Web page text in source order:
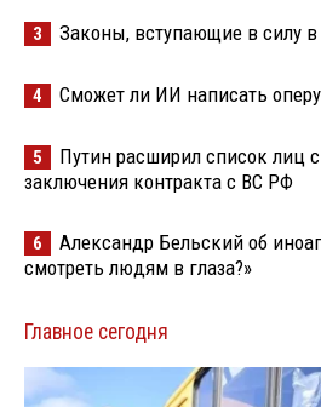
3 Законы, вступающие в силу в
4 Сможет ли ИИ написать
5
Путин расширил список лиц
заключения контракта с ВС РФ
6
Александр Бельский об
смотреть людям в глаза?»
Главное сегодня